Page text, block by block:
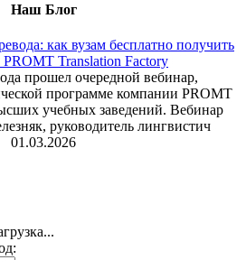
Наш Блог
как вузам бесплатно получить
Translation Factory
прошел очередной вебинар,
программе компании PROMT
учебных заведений. Вебинар
руководитель лингвистич
01.03.2026